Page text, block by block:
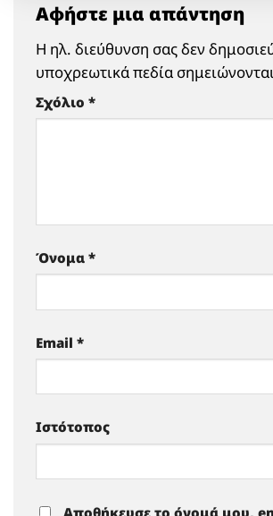
Αφήστε μια απάντηση
Η ηλ. διεύθυνση σας δεν
υποχρεωτικά πεδία
Σχόλιο *
Όνομα *
Email *
Ιστότοπος